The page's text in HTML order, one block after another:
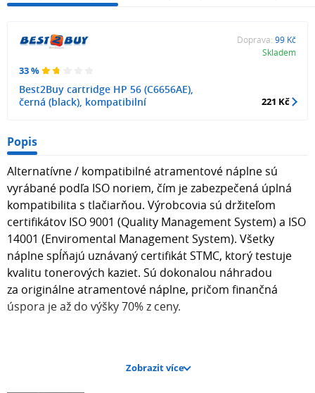
33 %
Best2Buy cartridge HP 56 (C6656AE),
černá (black), kompatibilní
Doprava: 99 Kč
Skladem
221 Kč
Popis
Alternatívne / kompatibilné atramentové náplne sú
vyrábané podľa ISO noriem, čím je zabezpečená úplná
kompatibilita s tlačiarňou. Výrobcovia sú držiteľom
certifikátov ISO 9001 (Quality Management System) a ISO
14001 (Enviromental Management System). Všetky
náplne spĺňajú uznávaný certifikát STMC, ktorý testuje
kvalitu tonerových kaziet. Sú dokonalou náhradou
za originálne atramentové náplne, pričom finančná
úspora je až do výšky 70% z ceny.
Kapacita atramentovej náplne je 23 ml.
Zobrazit více